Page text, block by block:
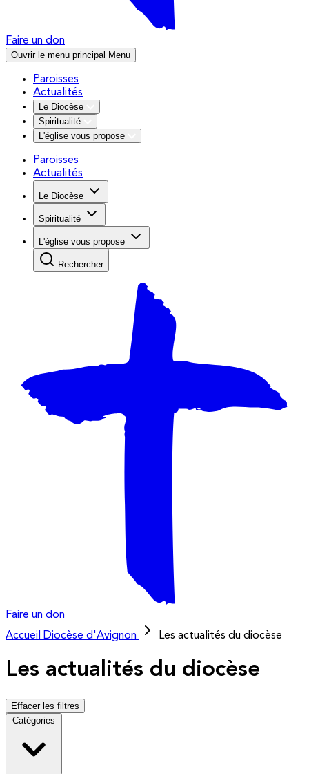
Faire un don
Ouvrir le menu principal Menu
Paroisses
Actualités
Le Diocèse
Spiritualité
L'église vous propose
Paroisses
Actualités
Le Diocèse
Spiritualité
L'église vous propose
Rechercher
Faire un don
Accueil
Diocèse d'Avignon Les actualités du diocèse
Les actualités du diocèse
Effacer les filtres
Catégories